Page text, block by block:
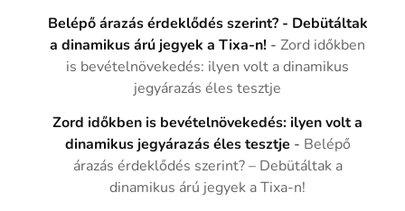
Belépő árazás érdeklődés szerint? - Debütáltak
a dinamikus árú jegyek a Tixa-n! -Zord időkben
is bevételnövekedés: ilyen volt a dinamikus
jegyárazás éles tesztje
Zord időkben is bevételnövekedés: ilyen volt a
dinamikus jegyárazás éles tesztje - Belépő
árazás érdeklődés szerint? – Debütáltak a
dinamikus árú jegyek a Tixa-n!